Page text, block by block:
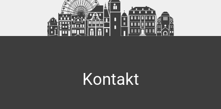
Kontakt